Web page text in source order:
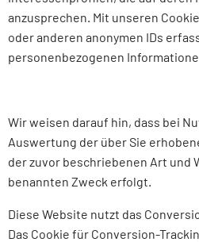
anzusprechen. Mit unseren
oder anderen anonymen IDs
personenbezogenen
Wir weisen darauf hin, dass bei
Auswertung der über Sie
der zuvor beschriebenen Art und
benannten Zweck erfolgt.
Diese Website nutzt das
Das Cookie für Conversion-